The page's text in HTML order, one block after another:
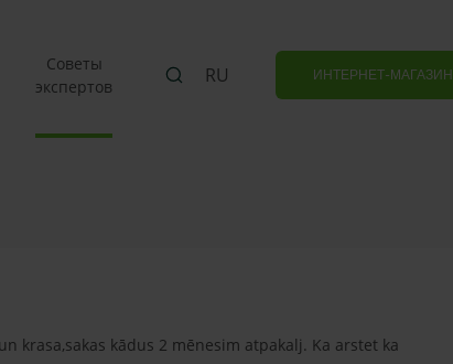
Советы
экспертов
RU ИНТЕРНЕТ-МАГАЗИН
krasa,sakas kādus 2 mēnesim atpakalj. Ka arstet ka